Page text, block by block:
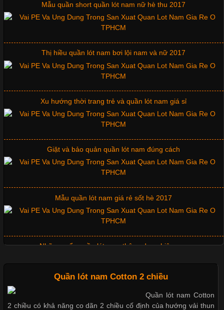
Cập nhật 2026-06-01 16:20:50
nhờ tính tiện dụng, dễ phối đồ và phù hợp với nhiều đối tượng.
Bên cạnh chất liệu và kiểu dáng, phần cổ áo cũng là yếu tố
quan trọng tạo nên phong cách riêng cho từng sản phẩm. Mỗi
Những Mẫu Áo Thun Đồng Phục Công Ty Được Ưa
Chuộng Hiện Nay
Trong môi trường kinh doanh hiện đại, việc xây dựng hình ảnh
chuyên nghiệp đóng vai trò quan trọng đối với sự phát triển của
doanh nghiệp. Một trong những giải pháp hiệu quả được nhiều
Không chỉ giúp tạo sự đồng bộ, áo thun
Chất Liệu Lycra Có Gì Đặc Biệt Trong Ngành Thời Trang?
Mẫu quần short quần lót nam nữ hè thu 2017
Thị hiều quần lót nam bơi lội nam và nữ 2017
Xu hướng thời trang trẻ và quần lót nam giá sỉ
Giặt và bảo quản quần lót nam đúng cách
Mẫu quần lót nam giá rẻ sốt hè 2017
Những mẩu quần lót nam thông dụng hiện nay
Bộ sưu tập quần lót nam Boxer TpHCM
Quần lót nam Cotton 2 chiều
Quần lót nam Cotton
2 chiều có khả năng co dãn 2 chiều cố định của hướng vải thun